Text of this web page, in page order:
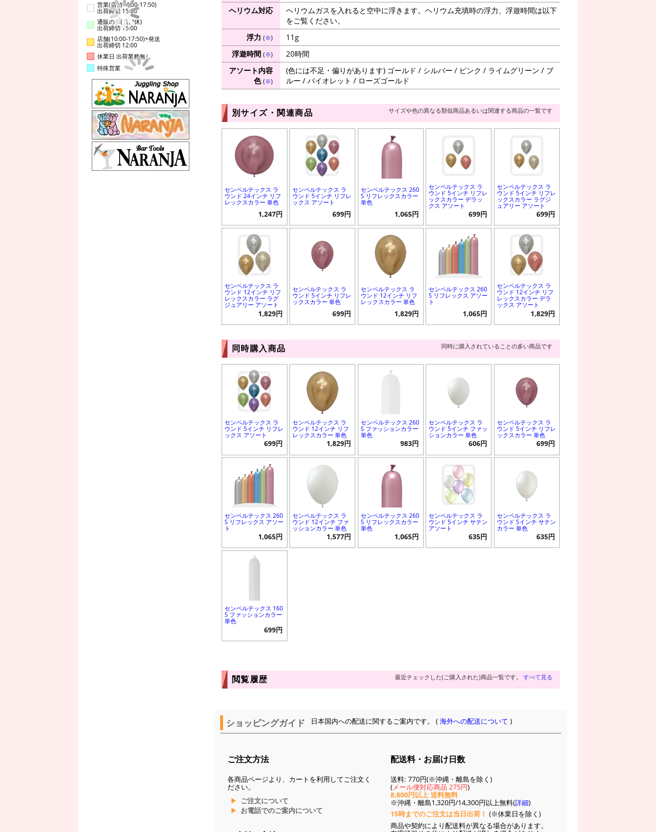
営業(店舗14:00-17:50)
出荷締切 15:00
通販のみ(店舗休)
出荷締切 15:00
店舗(10:00-17:50)+発送
出荷締切 12:00
休業日 出荷業務無し
特殊営業
ヘリウム対応
ヘリウムガスを入れると空中に浮きます。ヘリウム充填時の浮力、浮遊時間は以下
をご覧ください。
浮力 (※)
11g
浮遊時間 (※)
20時間
アソート内容
色(※)
(色には不足・偏りがあります) ゴールド / シルバー / ピンク / ライムグリーン / ブ
ルー / バイオレット / ローズゴールド
別サイズ・関連商品 サイズや色の異なる類似商品あるいは関連する商品の一覧です
センペルテックス ラ
ウンド 24インチ リフ
レックスカラー 単色
1,247円
センペルテックス ラ
ウンド 5インチ リフレ
ックス アソート
699円
センペルテックス 260
S リフレックスカラー
単色
1,065円
センペルテックス ラ
ウンド 5インチ リフレ
ックスカラー デラッ
クス アソート
699円
センペルテックス ラ
ウンド 5インチ リフレ
ックスカラー ラグジ
ュアリー アソート
699円
センペルテックス ラ
ウンド 12インチ リフ
レックスカラー ラグ
ジュアリー アソート
1,829円
センペルテックス ラ
ウンド 5インチ リフレ
ックスカラー 単色
699円
センペルテックス ラ
ウンド 12インチ リフ
レックスカラー 単色
1,829円
センペルテックス 260
S リフレックス アソー
ト
1,065円
センペルテックス ラ
ウンド 12インチ リフ
レックスカラー デラ
ックス アソート
1,829円
同時購入商品 同時に購入されていることの多い商品です
センペルテックス ラ
ウンド 5インチ リフレ
ックス アソート
699円
センペルテックス ラ
ウンド 12インチ リフ
レックスカラー 単色
1,829円
センペルテックス 260
S ファッションカラー
単色
983円
センペルテックス ラ
ウンド 5インチ ファッ
ションカラー 単色
606円
センペルテックス ラ
ウンド 5インチ リフレ
ックスカラー 単色
699円
センペルテックス 260
S リフレックス アソー
ト
1,065円
センペルテックス ラ
ウンド 12インチ ファ
ッションカラー 単色
1,577円
センペルテックス 260
S リフレックスカラー
単色
1,065円
センペルテックス ラ
ウンド 5インチ サテン
アソート
635円
センペルテックス ラ
ウンド 5インチ サテン
カラー 単色
635円
センペルテックス 160
S ファッションカラー
単色
699円
閲覧履歴 最近チェックした(ご購入された)商品一覧です。 すべて見る
ショッピングガイド 日本国内への配送に関するご案内です。 (海外への配送について )
ご注文方法
各商品ページより、カートを利用してご注文く
ださい。
ご注文について
お電話でのご案内について
配送料・お届け日数
送料: 770円(※沖縄・離島を除く)
(メール便対応商品 275円)
8,800円以上 送料無料
※沖縄・離島1,320円/14,300円以上無料(詳細)
15時までのご注文は当日出荷！ (※休業日を除く)
商品や契約により配送料が異なる場合があります。